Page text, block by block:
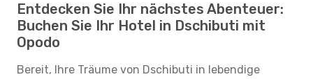
Entdecken Sie Ihr nächstes Abenteuer:
Buchen Sie Ihr Hotel in Dschibuti mit
Opodo
Bereit, Ihre Träume von Dschibuti in lebendige